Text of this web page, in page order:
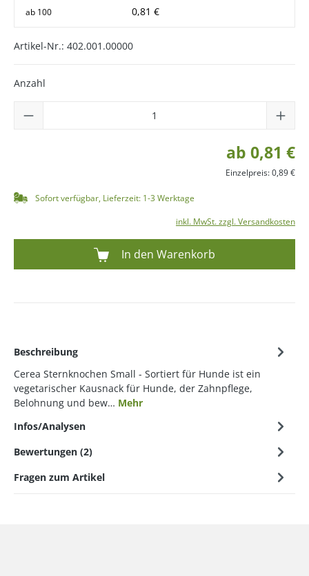
ab 100 0,81 €
Artikel-Nr.: 402.001.00000
Anzahl
ab 0,81 €
Einzelpreis: 0,89 €
Sofort verfügbar, Lieferzeit: 1-3 Werktage
inkl. MwSt. zzgl. Versandkosten
In den Warenkorb
Beschreibung
Cerea Sternknochen Small - Sortiert für Hunde ist ein
vegetarischer Kausnack für Hunde, der Zahnpflege,
Belohnung und bew… Mehr
Infos/Analysen
Bewertungen (2)
Fragen zum Artikel